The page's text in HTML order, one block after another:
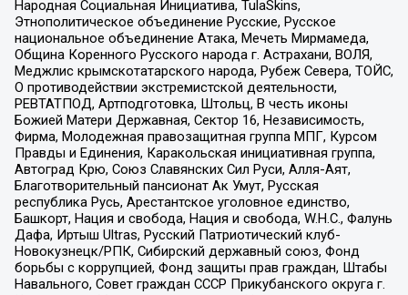
Народная Социальная Инициатива, TulaSkins,
Этнополитическое объединение Русские, Русское
национальное объединение Атака, Мечеть Мирмамеда,
Община Коренного Русского народа г. Астрахани, ВОЛЯ,
Меджлис крымскотатарского народа, Рубеж Севера, ТОЙС,
О противодействии экстремистской деятельности,
РЕВТАТПОД, Артподготовка, Штольц, В честь иконы
Божией Матери Державная, Сектор 16, Независимость,
Фирма, Молодежная правозащитная группа МПГ, Курсом
Правды и Единения, Каракольская инициативная группа,
Автоград Крю, Союз Славянских Сил Руси, Алля-Аят,
Благотворительный пансионат Ак Умут, Русская
республика Русь, Арестантское уголовное единство,
Башкорт, Нация и свобода, Нация и свобода, W.H.С., Фалунь
Дафа, Иртыш Ultras, Русский Патриотический клуб-
Новокузнецк/РПК, Сибирский державный союз, Фонд
борьбы с коррупцией, Фонд защиты прав граждан, Штабы
Навального, Совет граждан СССР Прикубанского округа г.